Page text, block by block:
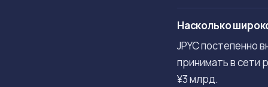
Насколько
JPYC постепенно
принимать в сети
¥3 млрд.